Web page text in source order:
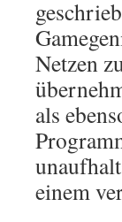
Netzen
als
einem